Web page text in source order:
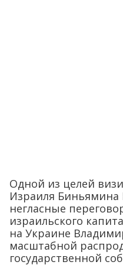
Одной из целей
Израиля Биньямина
негласные
израильского
на Украине
масштабной
государственной